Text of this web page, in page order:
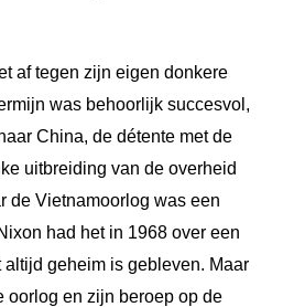
af tegen zijn eigen donkere
was behoorlijk succesvol,
China, de détente met de
uitbreiding van de overheid
de Vietnamoorlog was een
had het in 1968 over een
geheim is gebleven. Maar
oorlog en zijn beroep op de